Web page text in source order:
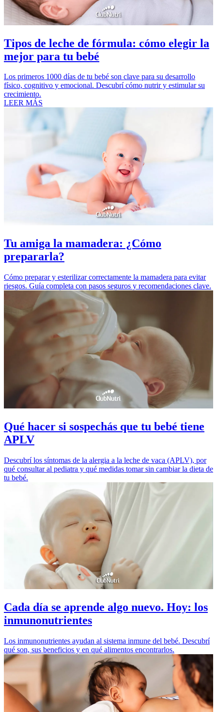
Tipos de leche de fórmula: cómo elegir la
mejor para tu bebé
Los primeros 1000 días de tu bebé son clave para su desarrollo
físico, cognitivo y emocional. Descubrí cómo nutrir y estimular su
crecimiento.
LEER MÁS
Tu amiga la mamadera: ¿Cómo
prepararla?
Cómo preparar y esterilizar correctamente la mamadera para evitar
riesgos. Guía completa con pasos seguros y recomendaciones clave.
Qué hacer si sospechás que tu bebé tiene
APLV
Descubrí los síntomas de la alergia a la leche de vaca (APLV), por
qué consultar al pediatra y qué medidas tomar sin cambiar la dieta de
tu bebé.
Cada día se aprende algo nuevo. Hoy: los
inmunonutrientes
Los inmunonutrientes ayudan al sistema inmune del bebé. Descubrí
qué son, sus beneficios y en qué alimentos encontrarlos.